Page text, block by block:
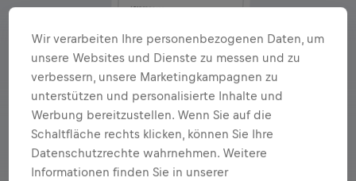
Wir verarbeiten Ihre personenbezogenen Daten, um
unsere Websites und Dienste zu messen und zu
verbessern, unsere Marketingkampagnen zu
unterstützen und personalisierte Inhalte und
Werbung bereitzustellen. Wenn Sie auf die
Schaltfläche rechts klicken, können Sie Ihre
Datenschutzrechte wahrnehmen. Weitere
Informationen finden Sie in unserer